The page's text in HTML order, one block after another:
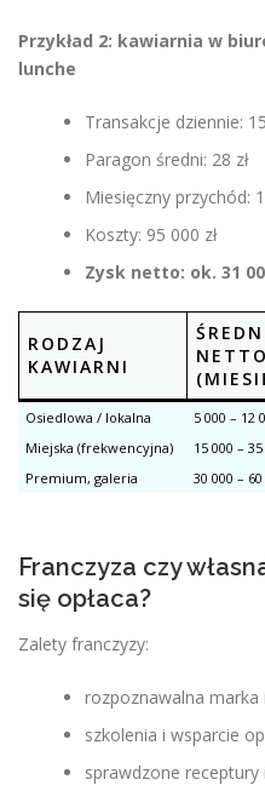
Przykład 2: kawiarnia w
lunche
Transakcje dziennie:
Paragon średni: 28 zł
Miesięczny przychód:
Koszty: 95 000 zł
Zysk netto: ok. 31
RODZAJ
KAWIARNI
NETTO
Osiedlowa / lokalna 5 000 – 12
Miejska (frekwencyjna)
15 000 – 35
Premium, galeria
30 000 – 60
Franczyza czy
się opłaca?
Zalety franczyzy:
rozpoznawalna marka
szkolenia i wsparcie
sprawdzone receptury